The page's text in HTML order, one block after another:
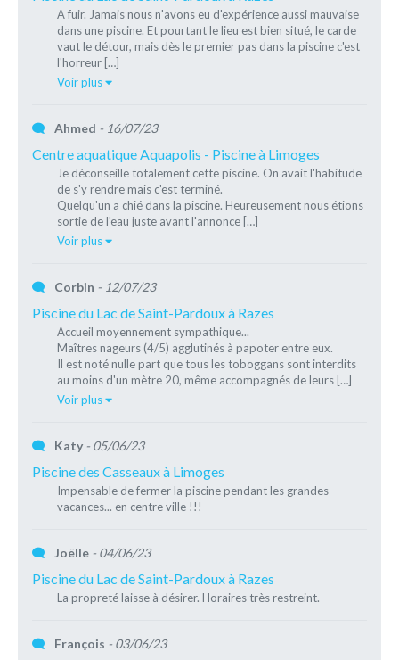
A fuir. Jamais nous n'avons eu d'expérience aussi mauvaise
dans une piscine. Et pourtant le lieu est bien situé, le carde
vaut le détour, mais dès le premier pas dans la piscine c'est
l'horreur […]
Voir plus
Ahmed - 16/07/23
Centre aquatique Aquapolis - Piscine à Limoges
Je déconseille totalement cette piscine. On avait l'habitude
de s'y rendre mais c'est terminé.
Quelqu'un a chié dans la piscine. Heureusement nous étions
sortie de l'eau juste avant l'annonce […]
Voir plus
Corbin - 12/07/23
Piscine du Lac de Saint-Pardoux à Razes
Accueil moyennement sympathique...
Maîtres nageurs (4/5) agglutinés à papoter entre eux.
Il est noté nulle part que tous les toboggans sont interdits
au moins d'un mètre 20, même accompagnés de leurs […]
Voir plus
Katy - 05/06/23
Piscine des Casseaux à Limoges
Impensable de fermer la piscine pendant les grandes
vacances... en centre ville !!!
Joëlle - 04/06/23
Piscine du Lac de Saint-Pardoux à Razes
La propreté laisse à désirer. Horaires très restreint.
François - 03/06/23